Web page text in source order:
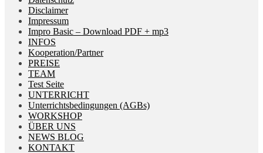
Disclaimer
Impressum
Impro Basic – Download PDF + mp3
INFOS
Kooperation/Partner
PREISE
TEAM
Test Seite
UNTERRICHT
Unterrichtsbedingungen (AGBs)
WORKSHOP
ÜBER UNS
NEWS BLOG
KONTAKT